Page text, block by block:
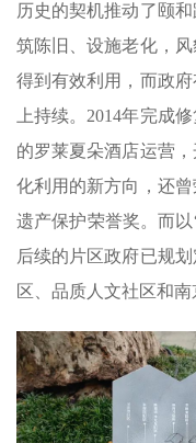
历史的契机推动了颐
筑陈旧、设施老化，
得到有效利用，而政
上持续。2014年完成
的罗莱夏朵酒店运营
化利用的新方向，还
遗产保护荣誉奖。而以
后续的片区政府已规
区、品质人文社区和南